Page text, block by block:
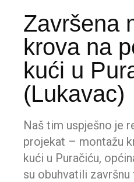
Završena
krova na
kući u
(Lukavac)
Naš tim uspješno je
projekat – montažu
kući u Puračiću,
su obuhvatili